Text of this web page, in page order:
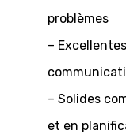
problèmes
–
– Solides
et en